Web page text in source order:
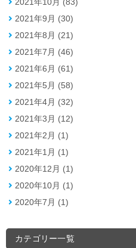
2021年9月 (30)
2021年8月 (21)
2021年7月 (46)
2021年6月 (61)
2021年5月 (58)
2021年4月 (32)
2021年3月 (12)
2021年2月 (1)
2021年1月 (1)
2020年12月 (1)
2020年10月 (1)
2020年7月 (1)
カテゴリー一覧